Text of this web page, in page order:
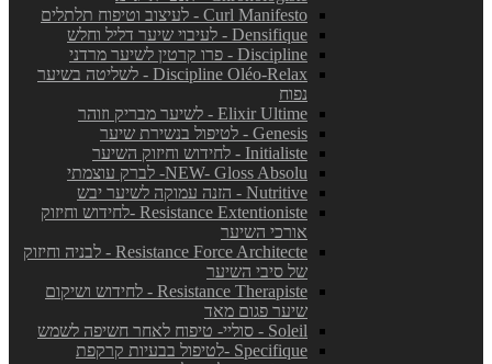
Curl Manifesto - לעיצוב וטיפוח תלתלים
Densifique - לעיבוי שיער דליל וחלש
Discipline - פרו קרטין לשיער מרדני
Discipline Oléo-Relax - לשליטה בשיער
נפוח
Elixir Ultime - לשיער מבריק וזוהר
Genesis - לטיפול בנשירת שיער
Initialiste - לחידוש וחיזוק השיער
NEW- Gloss Absolu- לברק עוצמתי
Nutritive - הזנה עמוקה לשיער יבש
Resistance Extentioniste -לחידוש וחיזוק
אורכי השיער
Resistance Force Architecte - לבניה וחיזוק
של סיבי השיער
Resistance Therapiste - לחידוש ושיקום
שיער פגום מאד
Soleil - סוליי- טיפוח לאחר חשיפה לשמש
Specifique -לטיפול בבעיות קרקפת